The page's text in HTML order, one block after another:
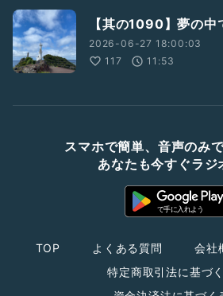
【其の1090】夢の中
2026-06-27 18:00:03
117
11:53
スマホで簡単、音声のみ
あなたも今すぐラジ
TOP よくある質問 会社
特定商取引法に基づ